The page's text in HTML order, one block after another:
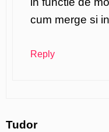
cum merge si
Reply
Tudor